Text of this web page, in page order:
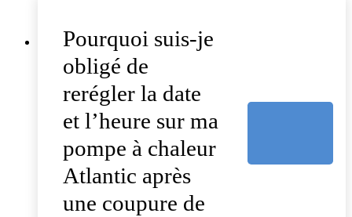
Pourquoi suis-je
obligé de
rerégler la date
et l’heure sur ma
pompe à chaleur
Atlantic après
une coupure de